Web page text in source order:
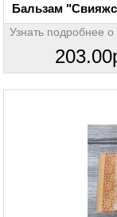
Бальзам
Узнать подробнее о